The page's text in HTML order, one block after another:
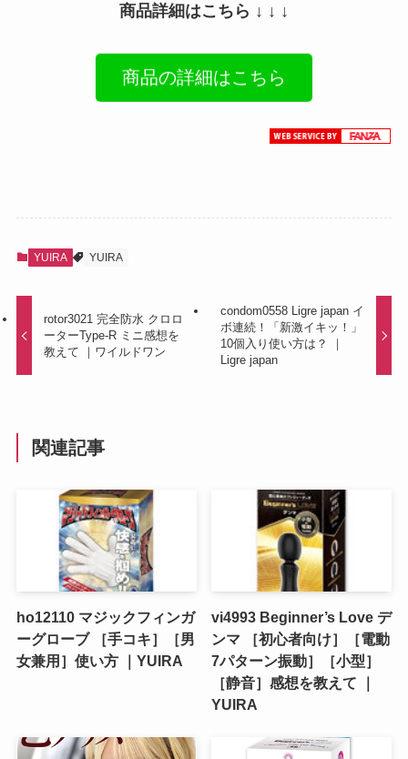
商品詳細はこちら ↓ ↓ ↓
商品の詳細はこちら
YUIRA YUIRA
rotor3021 完全防水 クロロ
ーターType-R ミニ感想を
教えて ｜ワイルドワン
condom0558 Ligre japan イ
ボ連続！「新激イキッ！」
10個入り使い方は？ ｜
Ligre japan
関連記事
ho12110 マジックフィンガ
ーグローブ ［手コキ］［男
女兼用］使い方 ｜YUIRA
vi4993 Beginner’s Love デ
ンマ ［初心者向け］［電動
7パターン振動］［小型］
［静音］感想を教えて ｜
YUIRA